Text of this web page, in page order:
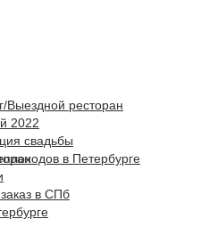
Выездной ресторан
2022
свадьбы
в Петербурге
в СПб